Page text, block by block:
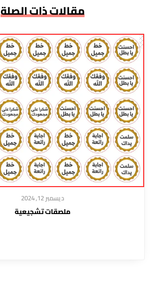
مقالات ذات الصلة
ديسمبر 12, 2024
ملصقات تشجيعية